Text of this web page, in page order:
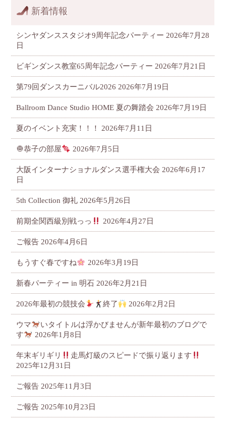
新着情報
シンヤダンススタジオ9周年記念パーティー 2026年7月28
日
ビギンダンス教室65周年記念パーティー 2026年7月21日
第79回ダンスカーニバル2026 2026年7月19日
Ballroom Dance Studio HOME 夏の舞踏会 2026年7月19日
夏のイベント充実！！！ 2026年7月11日
🧅恭子の部屋 2026年7月5日
大阪インターナショナルダンス選手権大会 2026年6月17
日
5th Collection 御礼 2026年5月26日
前期全関西級別戦っっ 2026年4月27日
ご報告 2026年4月6日
もうすぐ春ですね 2026年3月19日
新春パーティー in 明石 2026年2月21日
2026年最初の競技会 終了 2026年2月2日
ウマ
いタイトルは浮かびませんが新年最初のブログで
す
2026年1月8日
年末ギリギリ
走馬灯級のスピードで振り返ります
2025年12月31日
ご報告 2025年11月3日
ご報告 2025年10月23日